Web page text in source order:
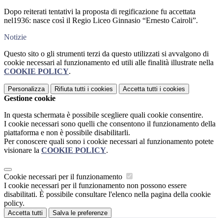
Dopo reiterati tentativi la proposta di regificazione fu accettata
nel1936: nasce così il Regio Liceo Ginnasio “Ernesto Cairoli”.
Notizie
Questo sito o gli strumenti terzi da questo utilizzati si avvalgono di
cookie necessari al funzionamento ed utili alle finalità illustrate nella
COOKIE POLICY.
Personalizza Rifiuta tutti i cookies Accetta tutti i cookies
Gestione cookie
In questa schermata è possibile scegliere quali cookie consentire.
I cookie necessari sono quelli che consentono il funzionamento della
piattaforma e non è possibile disabilitarli.
Per conoscere quali sono i cookie necessari al funzionamento potete
visionare la COOKIE POLICY.
Cookie necessari per il funzionamento
I cookie necessari per il funzionamento non possono essere
disabilitati. È possibile consultare l'elenco nella pagina della cookie
policy.
Accetta tutti Salva le preferenze